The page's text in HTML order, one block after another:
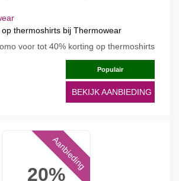
thermoshirts bij Thermowear
voor tot 40% korting op thermoshirts
Populair
BEKIJK AANBIEDING
20%
Aanbieding